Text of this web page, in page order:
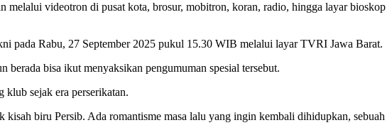
videotron di pusat kota, brosur, mobitron, koran, radio, hingga layar bioskop
pada Rabu, 27 September 2025 pukul 15.30 WIB melalui layar TVRI Jawa Barat.
bisa ikut menyaksikan pengumuman spesial tersebut.
sejak era perserikatan.
biru Persib. Ada romantisme masa lalu yang ingin kembali dihidupkan, sebuah